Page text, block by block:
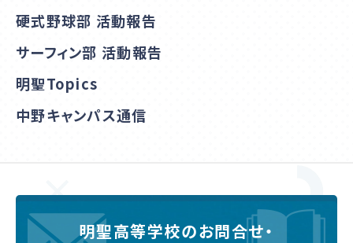
硬式野球部 活動報告
サーフィン部 活動報告
明聖Topics
中野キャンパス通信
明聖高等学校のお問合せ・